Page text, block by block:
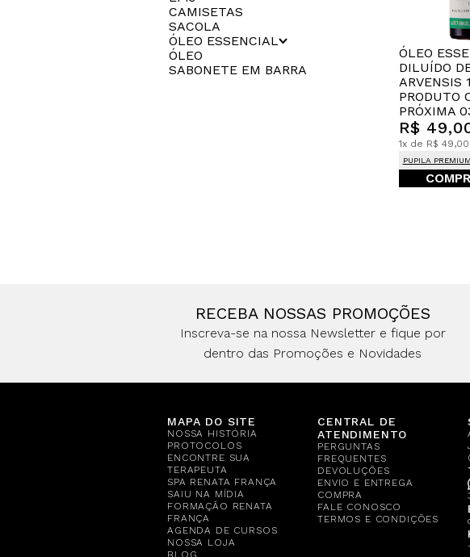
CAMISETAS
SACOLA
ÓLEO ESSENCIAL
ÓLEO
SABONETE EM BARRA
ÓLEO
DILUÍDO
ARVENSIS
PRODUTO
PRÓXIMA
R$
1x de R$ 49,00.
PUPILA
RECEBA NOSSAS PROMOÇÕES
Inscreva-se na nossa Newsletter e fique por
dentro das Promoções e Novidades
MAPA DO SITE
NOSSA HISTÓRIA
PROTOCOLOS
ENCONTRE SUA
TERAPEUTA
SPA RENATA FRANÇA
SAIU NA MÍDIA
FORMAÇÃO RENATA
FRANÇA
AGENDA DE CURSOS
NOSSA LOJA
BLOG
CENTRAL DE
ATENDIMENTO
PERGUNTAS
FREQUENTES
DEVOLUÇÕES
ENVIO E ENTREGA
COMPRA
FALE CONOSCO
TERMOS E CONDIÇÕES